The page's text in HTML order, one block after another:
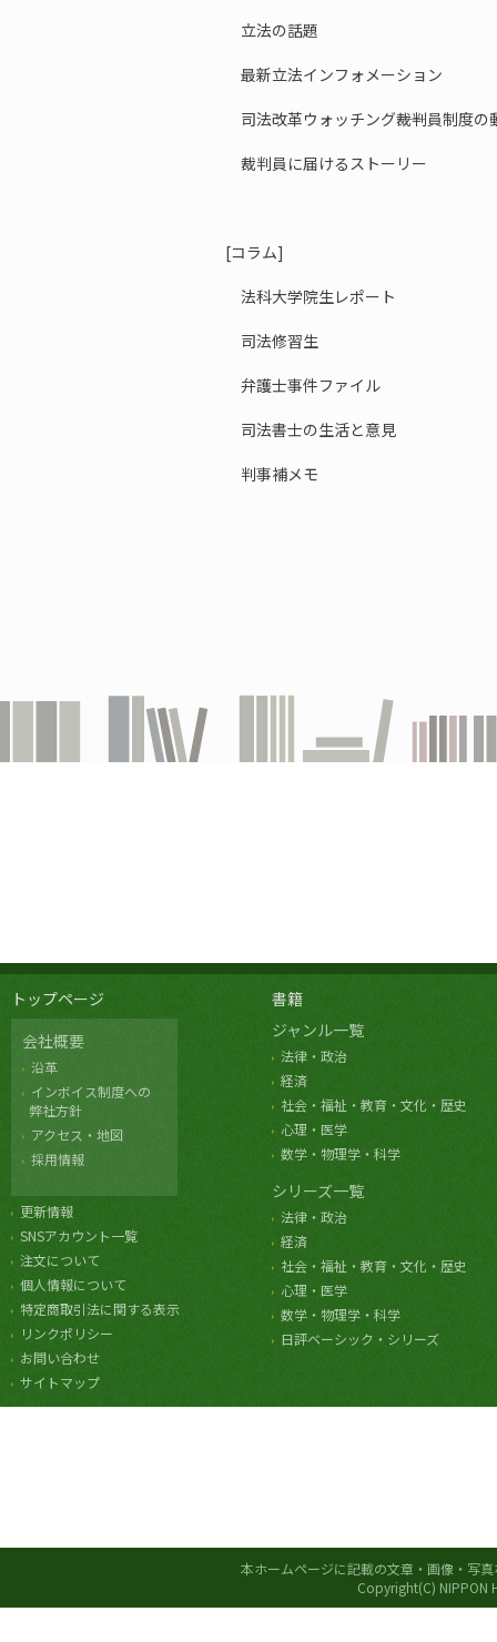
立法の話題
最新立法インフォメーション
司法改革ウォッチング――裁判員制度の
裁判員に届けるストーリー
[コラム]
法科大学院生レポート
司法修習生
弁護士事件ファイル
司法書士の生活と意見
判事補メモ
トップページ
会社概要
沿革
インボイス制度への
弊社方針
アクセス・地図
採用情報
更新情報
SNSアカウント一覧
注文について
個人情報について
特定商取引法に関する表示
リンクポリシー
お問い合わせ
サイトマップ
書籍
ジャンル一覧
法律・政治
経済
社会・福祉・教育・文化・歴史
心理・医学
数学・物理学・科学
シリーズ一覧
法律・政治
経済
社会・福祉・教育・文化・歴史
心理・医学
数学・物理学・科学
日評ベーシック・シリーズ
本ホームページに記載の文章・画像・写
Copyright(C) NIPPON